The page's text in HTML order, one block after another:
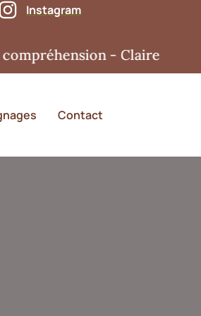
Instagram
- Claire
Contact